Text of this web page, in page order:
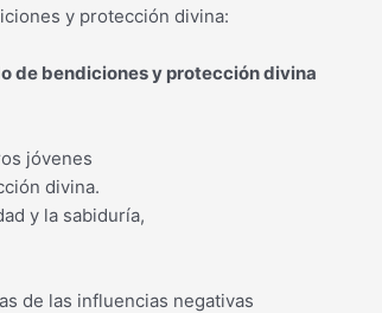
y protección divina:
de bendiciones y protección divina
jóvenes
divina.
y la sabiduría,
de las influencias negativas